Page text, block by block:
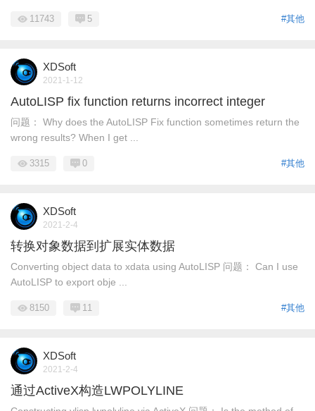
#其他
11743 5
XDSoft
2021-1-12
AutoLISP fix function returns incorrect integer
问题： Why does the AutoLISP Fix function sometimes return the
wrong results? When I get ...
#其他
3315 0
XDSoft
2021-2-4
转换对象数据到扩展实体数据
Converting object data to xdata using AutoLISP 问题： Can I use
AutoLISP to export obje ...
#其他
8150 11
XDSoft
2021-2-4
通过ActiveX构造LWPOLYLINE